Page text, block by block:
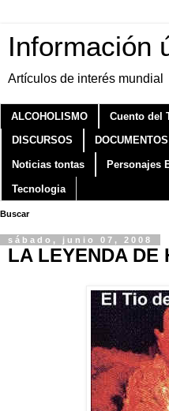
Información
Artículos de interés mundial
ALCOHOLISMO Cuento del
DISCURSOS DOCUMENTOS
Noticias tontas Personajes
Tecnologia
Buscar
sábado, junio 07, 2008
LA LEYENDA DE